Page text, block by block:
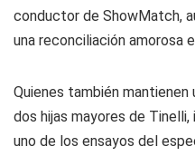
conductor de ShowMatch,
una reconciliación amorosa
Quienes también mantienen
dos hijas mayores de
uno de los ensayos del